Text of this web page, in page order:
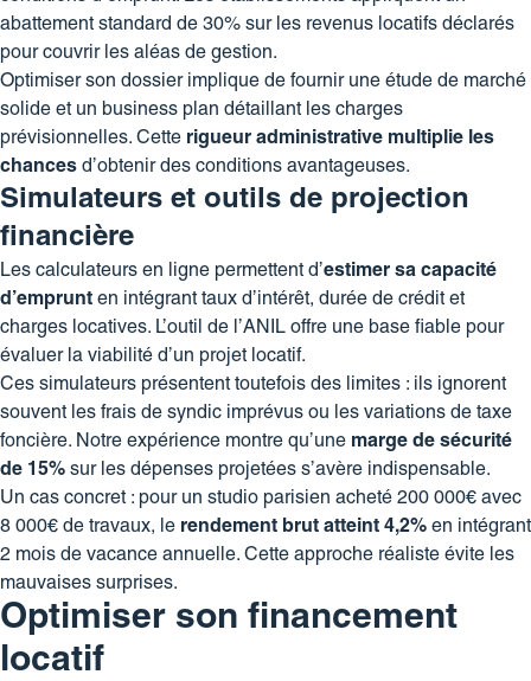
abattement standard de 30% sur les revenus locatifs déclarés
pour couvrir les aléas de gestion.
Optimiser son dossier implique de fournir une étude de marché
solide et un business plan détaillant les charges
prévisionnelles. Cette rigueur administrative multiplie les
chances d’obtenir des conditions avantageuses.
Simulateurs et outils de projection
financière
Les calculateurs en ligne permettent d’estimer sa capacité
d’emprunt en intégrant taux d’intérêt, durée de crédit et
charges locatives. L’outil de l’ANIL offre une base fiable pour
évaluer la viabilité d’un projet locatif.
Ces simulateurs présentent toutefois des limites : ils ignorent
souvent les frais de syndic imprévus ou les variations de taxe
foncière. Notre expérience montre qu’une marge de sécurité
de 15% sur les dépenses projetées s’avère indispensable.
Un cas concret : pour un studio parisien acheté 200 000€ avec
8 000€ de travaux, le rendement brut atteint 4,2% en intégrant
2 mois de vacance annuelle. Cette approche réaliste évite les
mauvaises surprises.
Optimiser son financement
locatif